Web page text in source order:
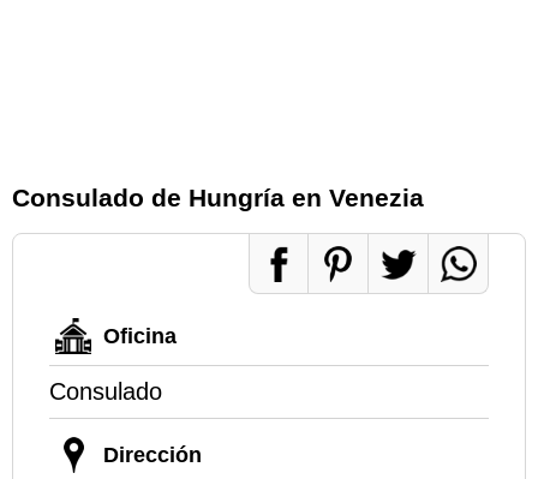
Consulado de Hungría en Venezia
Oficina
Consulado
Dirección